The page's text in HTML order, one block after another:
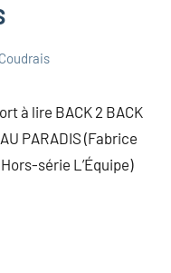
à lire BACK 2 BACK
PARADIS (Fabrice
série L’Équipe)